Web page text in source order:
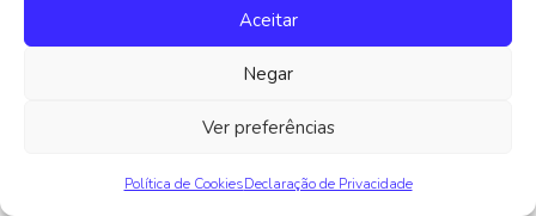
Aceitar
Negar
Ver preferências
Política de CookiesDeclaração de Privacidade